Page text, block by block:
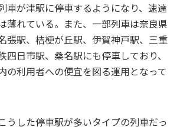
車が津駅に停車するようになり、速達
薄れている。また、一部列車は奈良県
張駅、桔梗が丘駅、伊賀神戸駅、三重
四日市駅、桑名駅にも停車しており、
の利用者への便宜を図る運用となって
うした停車駅が多いタイプの列車だっ